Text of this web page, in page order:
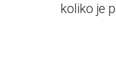
koliko je